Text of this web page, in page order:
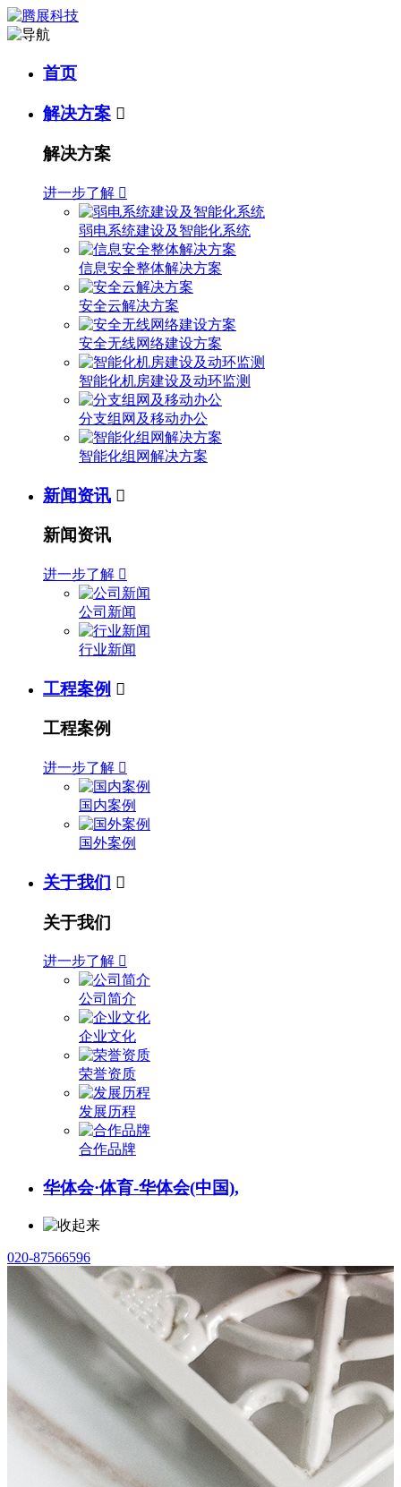
首页
解决方案 
解决方案
进一步了解 
弱电系统建设及智能化系统
信息安全整体解决方案
安全云解决方案
安全无线网络建设方案
智能化机房建设及动环监测
分支组网及移动办公
智能化组网解决方案
新闻资讯 
新闻资讯
进一步了解 
公司新闻
行业新闻
工程案例 
工程案例
进一步了解 
国内案例
国外案例
关于我们 
关于我们
进一步了解 
公司简介
企业文化
荣誉资质
发展历程
合作品牌
华体会·体育-华体会(中国),
020-87566596